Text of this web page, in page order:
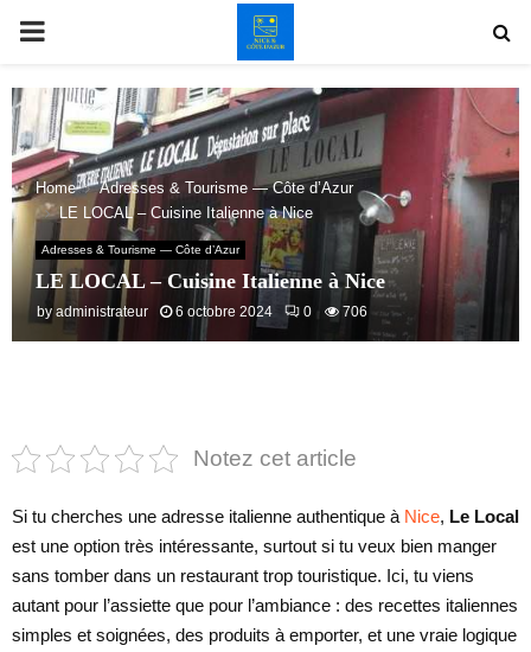
PRIMARY
MENU
Home
Adresses & Tourisme — Côte d’Azur
LE LOCAL – Cuisine Italienne à Nice
Adresses & Tourisme — Côte d’Azur
LE LOCAL – Cuisine Italienne à Nice
byadministrateur 6 octobre 2024 0 706
Notez cet article
Si tu cherches une adresse italienne authentique à Nice, Le Local
est une option très intéressante, surtout si tu veux bien manger
sans tomber dans un restaurant trop touristique. Ici, tu viens
autant pour l’assiette que pour l’ambiance : des recettes italiennes
simples et soignées, des produits à emporter, et une vraie logique